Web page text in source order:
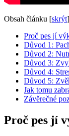
Obsah článku [skrýt]
Proč pes jí
Důvod 1:
Důvod 2:
Důvod 3:
Důvod 4:
Důvod 5:
Jak tomu
Závěrečné
Proč pes jí